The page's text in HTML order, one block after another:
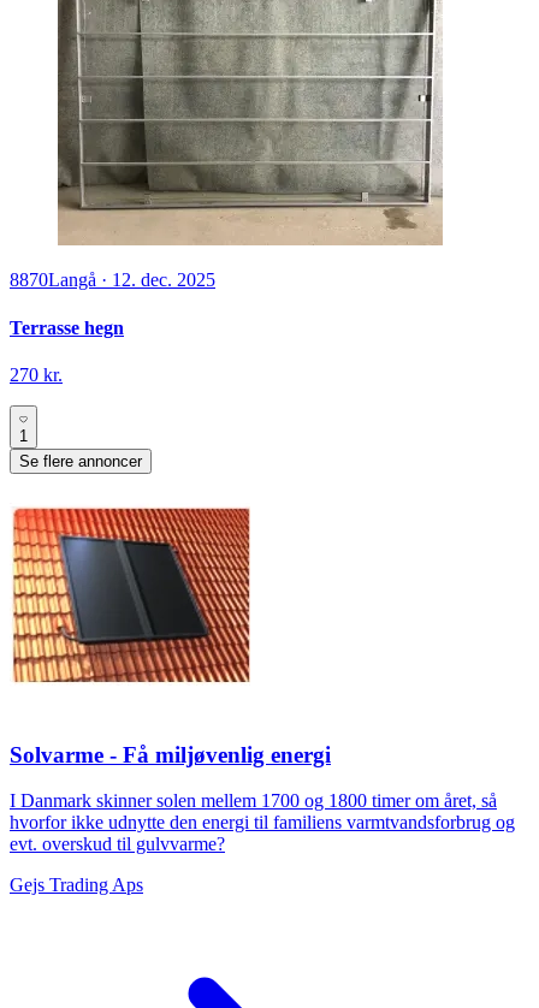
8870Langå · 12. dec. 2025
Terrasse hegn
270 kr.
1
Se flere annoncer
Solvarme - Få miljøvenlig energi
I Danmark skinner solen mellem 1700 og 1800 timer om året, så
hvorfor ikke udnytte den energi til familiens varmtvandsforbrug og
evt. overskud til gulvvarme?
Gejs Trading Aps